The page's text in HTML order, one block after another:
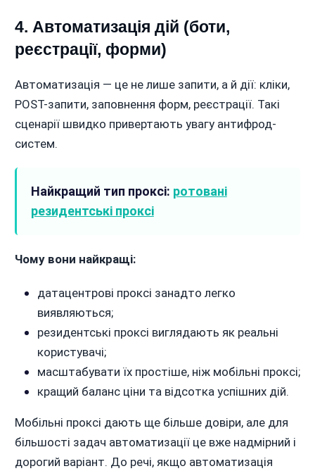
4. Автоматизація дій (боти,
реєстрації, форми)
Автоматизація — це не лише запити, а й дії: кліки,
POST-запити, заповнення форм, реєстрації. Такі
сценарії швидко привертають увагу антифрод-
систем.
Найкращий тип проксі: ротовані
резидентські проксі
Чому вони найкращі:
датацентрові проксі занадто легко
виявляються;
резидентські проксі виглядають як реальні
користувачі;
масштабувати їх простіше, ніж мобільні проксі;
кращий баланс ціни та відсотка успішних дій.
Мобільні проксі дають ще більше довіри, але для
більшості задач автоматизації це вже надмірний і
дорогий варіант. До речі, якщо автоматизація